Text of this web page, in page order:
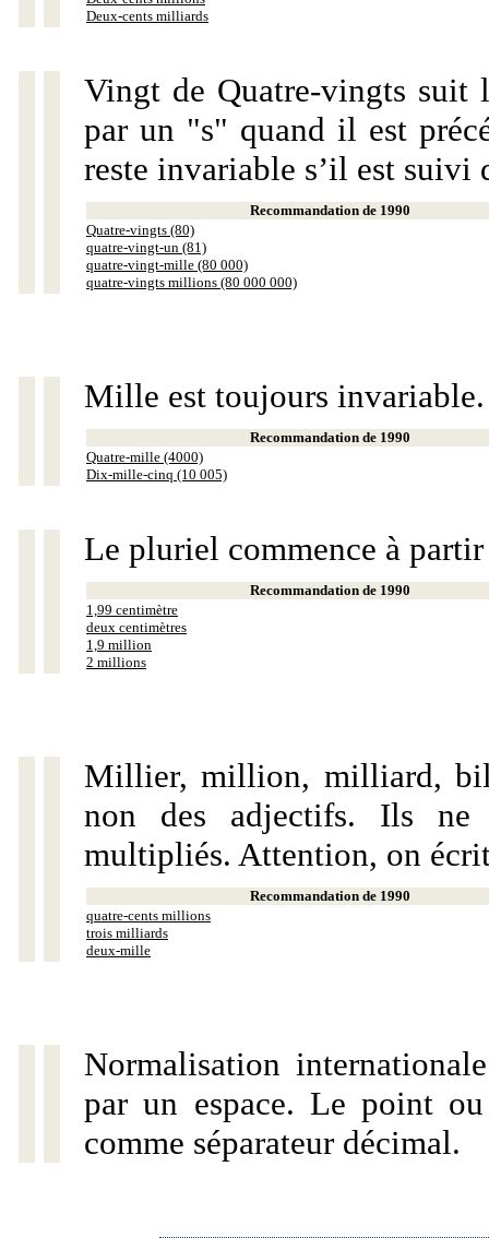
Deux-cents milliards
Vingt de Quatre-vingts suit
par un "s" quand il est
reste invariable s’il est suivi
Recommandation de 1990
Quatre-vingts (80)
quatre-vingt-un (81)
quatre-vingt-mille (80 000)
quatre-vingts millions (80 000 000)
Mille est toujours invariable.
Recommandation de 1990
Quatre-mille (4000)
Dix-mille-cinq (10 005)
Le pluriel commence à
Recommandation de 1990
1,99 centimètre
deux centimètres
1,9 million
2 millions
Millier, million, milliard,
non des adjectifs. Ils ne
multipliés. Attention, on
Recommandation de 1990
quatre-cents millions
trois milliards
deux-mille
Normalisation
par un espace. Le point
comme séparateur décimal.